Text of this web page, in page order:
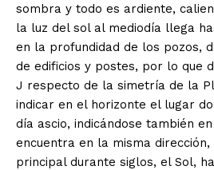
sombra y todo es ardiente,
la luz del sol al mediodía llega
en la profundidad de los pozos,
de edificios y postes, por lo que
J respecto de la simetría de la
indicar en el horizonte el lugar
día ascio, indicándose también
encuentra en la misma dirección,
principal durante siglos, el Sol,